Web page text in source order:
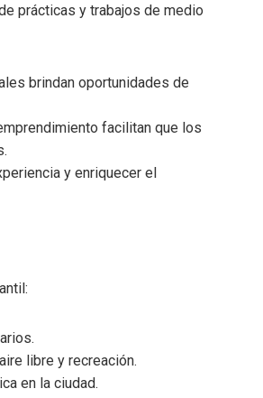
prácticas y trabajos de medio
brindan oportunidades de
facilitan que los
y enriquecer el
libre y recreación.
en la ciudad.